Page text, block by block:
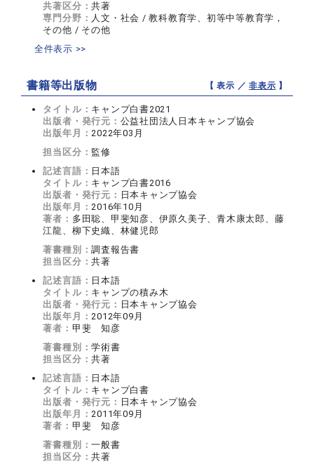
共著区分：共著
専門分野： 人文・社会 / 教科教育学、初等中等教育学，
その他 / その他
全件表示 >>
書籍等出版物 【 表示 ／非表示 】
タイトル： キャンプ白書2021
出版者・発行元： 公益社団法人日本キャンプ協会
出版年月：2022年03月
担当区分： 監修
記述言語： 日本語
タイトル： キャンプ白書2016
出版者・発行元： 日本キャンプ協会
出版年月：2016年10月
著者： 多田聡、甲斐知彦、伊原久美子、青木康太郎、藤
江龍、柳下史織、林健児郎
著書種別：調査報告書
担当区分：共著
記述言語： 日本語
タイトル： キャンプの積み木
出版者・発行元： 日本キャンプ協会
出版年月：2012年09月
著者： 甲斐 知彦
著書種別：学術書
担当区分：共著
記述言語： 日本語
タイトル： キャンプ白書
出版者・発行元： 日本キャンプ協会
出版年月：2011年09月
著者： 甲斐 知彦
著書種別：一般書
担当区分：共著